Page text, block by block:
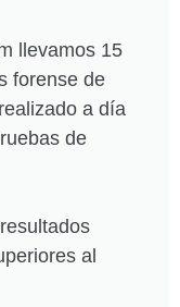
llevamos 15
forense de
a día
de
al